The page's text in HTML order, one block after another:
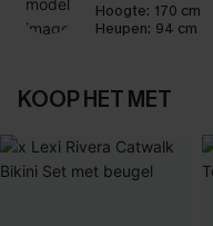
Hoogte: 170 cm
Heupen: 94 cm
KOOP HET MET